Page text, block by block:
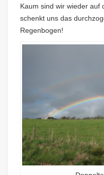
Kaum sind wir wieder auf
schenkt uns das
Regenbogen!